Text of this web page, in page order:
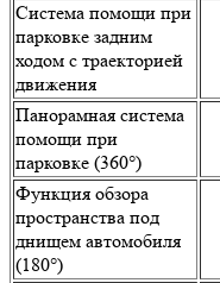
Система помощи при
парковке задним
ходом с траекторией
движения
Панорамная система
помощи при
парковке (360°)
Функция обзора
пространства под
днищем автомобиля
(180°)